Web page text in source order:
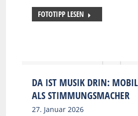
FOTOTIPP LESEN
DA IST MUSIK DRIN:
ALS STIMMUNGSMACHER
27. Januar 2026